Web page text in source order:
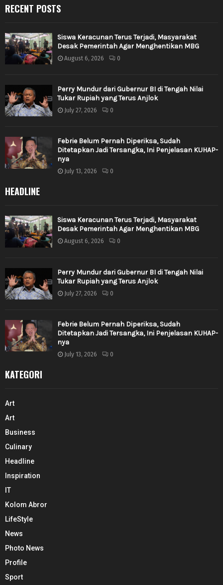
RECENT POSTS
Siswa Keracunan Terus Terjadi, Masyarakat
Desak Pemerintah Agar Menghentikan MBG
August 6, 2026 0
Perry Mundur dari Gubernur BI di Tengah Nilai
Tukar Rupiah yang Terus Anjlok
July 27, 2026 0
Febrie Belum Pernah Diperiksa, Sudah
Ditetapkan Jadi Tersangka, Ini Penjelasan KUHAP-
nya
July 13, 2026 0
HEADLINE
Siswa Keracunan Terus Terjadi, Masyarakat
Desak Pemerintah Agar Menghentikan MBG
August 6, 2026 0
Perry Mundur dari Gubernur BI di Tengah Nilai
Tukar Rupiah yang Terus Anjlok
July 27, 2026 0
Febrie Belum Pernah Diperiksa, Sudah
Ditetapkan Jadi Tersangka, Ini Penjelasan KUHAP-
nya
July 13, 2026 0
KATEGORI
Art
Art
Business
Culinary
Headline
Inspiration
IT
Kolom Abror
LifeStyle
News
Photo News
Profile
Sport